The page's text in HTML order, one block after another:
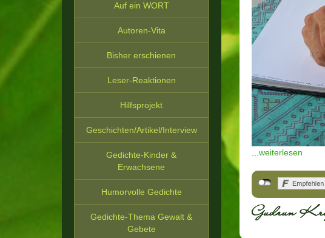
weiterlesen
Auf ein WORT
Autoren-Vita
Bisher erschienen
Leser-Reaktionen
Hilfsprojekt
Geschichten/Artikel/Interview
Gedichte-Kinder &
Erwachsene
Humorvolle Gedichte
Gedichte-Thema Gewalt &
Gebete